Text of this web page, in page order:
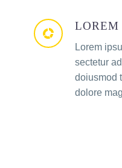
Lorem
sectetur
doiusmod
dolore